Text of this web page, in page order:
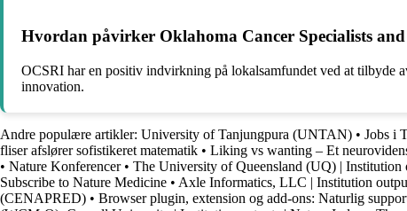
Hvordan påvirker Oklahoma Cancer Specialists
OCSRI har en positiv indvirkning på lokalsamfundet ved at tilbyde
innovation.
Andre populære artikler: University of Tanjungpura (UNTAN) • Jobs i
fliser afslører sofistikeret matematik • Liking vs wanting – Et
• Nature Konferencer• The University of Queensland (UQ) | Institution
Subscribe to Nature Medicine • Axle Informatics, LLC | Institution
(CENAPRED) • Browser plugin, extension og add-ons: Naturlig